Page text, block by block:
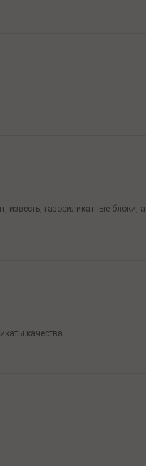
газосиликатные блоки,
качества.